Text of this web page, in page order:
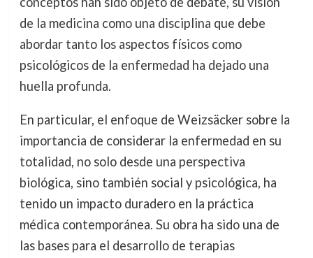
de la medicina como una disciplina que debe
abordar tanto los aspectos físicos como
psicológicos de la enfermedad ha dejado una
huella profunda.
En particular, el enfoque de Weizsäcker sobre la
importancia de considerar la enfermedad en su
totalidad, no solo desde una perspectiva
biológica, sino también social y psicológica, ha
tenido un impacto duradero en la práctica
médica contemporánea. Su obra ha sido una de
las bases para el desarrollo de terapias